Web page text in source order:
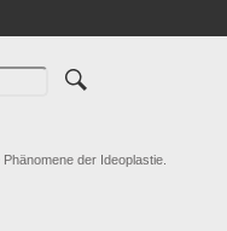
der Ideoplastie.